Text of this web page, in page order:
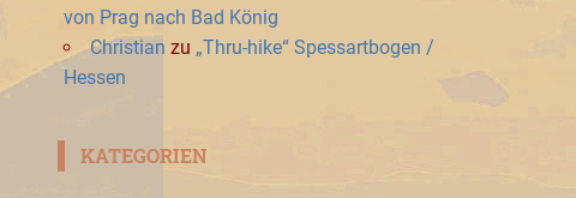
von Prag nach Bad König
Christian zu „Thru-hike“ Spessartbogen /
Hessen
KATEGORIEN